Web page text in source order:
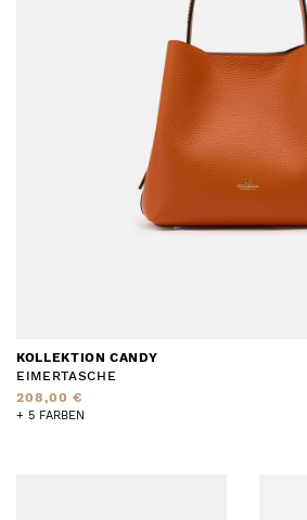
KOLLEKTION CANDY
EIMERTASCHE
208,00 €
+ 5 FARBEN